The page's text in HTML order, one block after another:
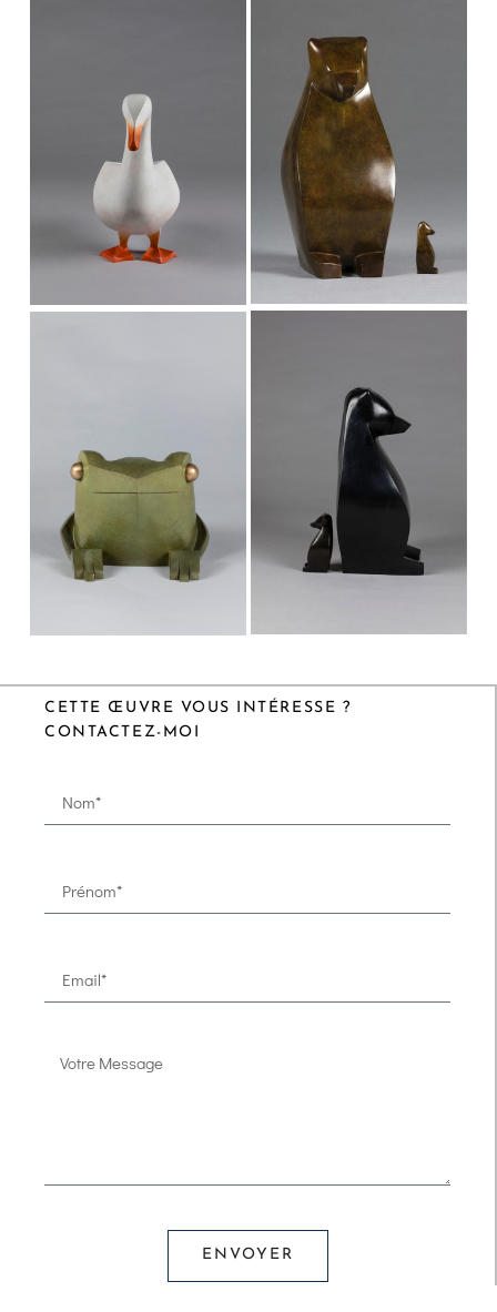
CETTE ŒUVRE VOUS INTÉRESSE ?
CONTACTEZ-MOI
ENVOYER